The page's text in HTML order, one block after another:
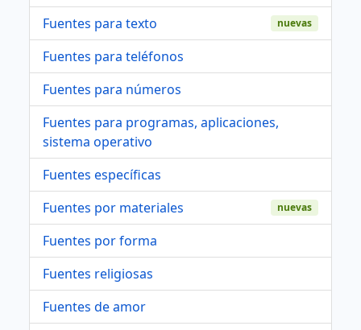
Fuentes para texto
nuevas
Fuentes para teléfonos
Fuentes para números
Fuentes para programas, aplicaciones,
sistema operativo
Fuentes específicas
Fuentes por materiales
nuevas
Fuentes por forma
Fuentes religiosas
Fuentes de amor